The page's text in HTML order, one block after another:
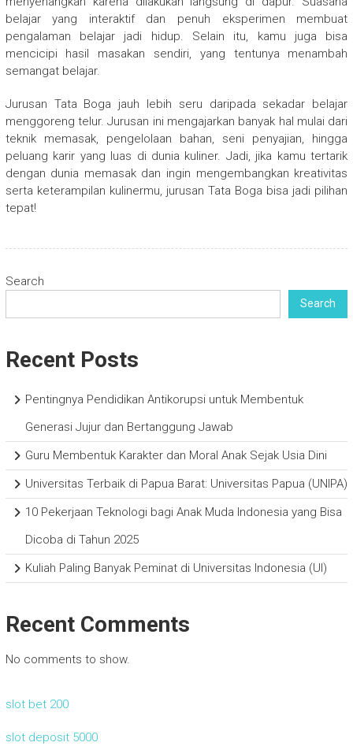
belajar yang interaktif dan penuh eksperimen membuat
pengalaman belajar jadi hidup. Selain itu, kamu juga bisa
mencicipi hasil masakan sendiri, yang tentunya menambah
semangat belajar.
Jurusan Tata Boga jauh lebih seru daripada sekadar belajar
menggoreng telur. Jurusan ini mengajarkan banyak hal mulai dari
teknik memasak, pengelolaan bahan, seni penyajian, hingga
peluang karir yang luas di dunia kuliner. Jadi, jika kamu tertarik
dengan dunia memasak dan ingin mengembangkan kreativitas
serta keterampilan kulinermu, jurusan Tata Boga bisa jadi pilihan
tepat!
Search
Search
Recent Posts
Pentingnya Pendidikan Antikorupsi untuk Membentuk
Generasi Jujur dan Bertanggung Jawab
Guru Membentuk Karakter dan Moral Anak Sejak Usia Dini
Universitas Terbaik di Papua Barat: Universitas Papua (UNIPA)
10 Pekerjaan Teknologi bagi Anak Muda Indonesia yang Bisa
Dicoba di Tahun 2025
Kuliah Paling Banyak Peminat di Universitas Indonesia (UI)
Recent Comments
No comments to show.
slot bet 200
slot deposit 5000